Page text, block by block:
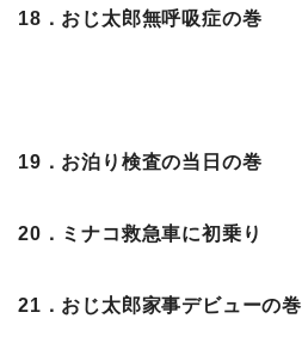
18．おじ太郎無呼吸症の巻
19．お泊り検査の当日の巻
20．ミナコ救急車に初乗り
21．おじ太郎家事デビューの巻